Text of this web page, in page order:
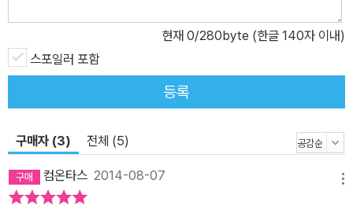
현재 0/280byte (한글 140자 이내)
스포일러 포함
등록
구매자 (3) 전체 (5)
컴온타스 2014-08-07